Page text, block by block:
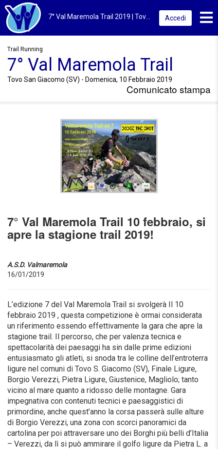
Accedi
Trail Running
7° Val Maremola Trail
Tovo San Giacomo (SV) - Domenica, 10 Febbraio 2019
Comunicato stampa
7° Val Maremola Trail 10 febbraio, si
apre la stagione trail 2019!
A.S.D. Valmaremola
16/01/2019
L’edizione 7 del Val Maremola Trail si svolgerà Il 10
febbraio 2019 , questa competizione è ormai considerata
un riferimento essendo effettivamente la gara che apre la
stagione trail. Il percorso, che per valenza tecnica e
spettacolarità dei paesaggi ha sin dalle prime edizioni
entusiasmato gli atleti, si snoda tra le colline dell’entroterra
ligure nel comuni di Tovo S. Giacomo (SV), Finale Ligure,
Borgio Verezzi, Pietra Ligure, Giustenice, Magliolo; tanto
vicino al mare quanto a ridosso delle montagne. Gara
impegnativa con contenuti tecnici e paesaggistici di
primordine, anche quest’anno la corsa passerà sulle alture
di Borgio Verezzi, una zona con scorci panoramici da
cartolina per poi attraversare uno dei Borghi più belli d’Italia
– Verezzi, da lì si può ammirare il golfo ligure da Pietra L. a